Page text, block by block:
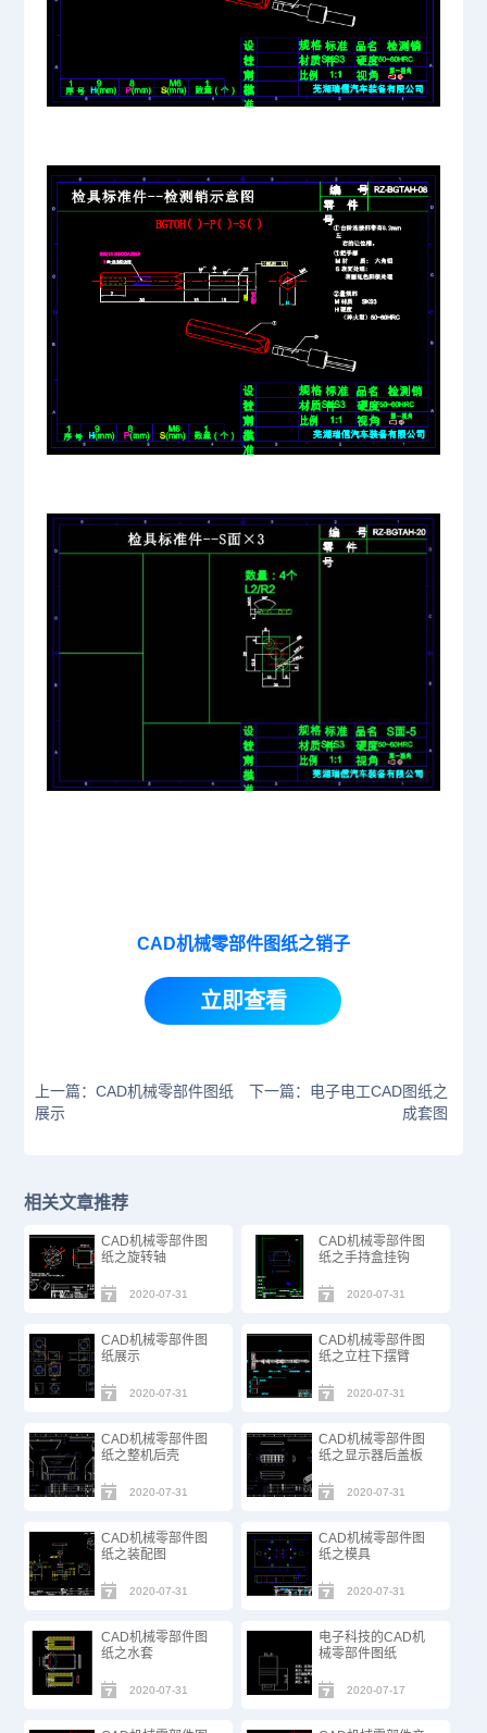
CAD机械零部件图纸之销子
立即查看
上一篇：CAD机械零部件图纸
展示
下一篇：电子电工CAD图纸之
成套图
相关文章推荐
CAD机械零部件图
纸之旋转轴
2020-07-31
CAD机械零部件图
纸之手持盒挂钩
2020-07-31
CAD机械零部件图
纸展示
2020-07-31
CAD机械零部件图
纸之立柱下摆臂
2020-07-31
CAD机械零部件图
纸之整机后壳
2020-07-31
CAD机械零部件图
纸之显示器后盖板
2020-07-31
CAD机械零部件图
纸之装配图
2020-07-31
CAD机械零部件图
纸之模具
2020-07-31
CAD机械零部件图
纸之水套
2020-07-31
电子科技的CAD机
械零部件图纸
2020-07-17